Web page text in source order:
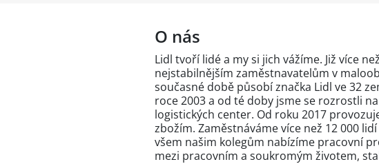
O nás
Lidl tvoří lidé a my si jich vážíme. Již více
nejstabilnějším zaměstnavatelům v
současné době působí značka Lidl ve 32
roce 2003 a od té doby jsme se rozrostli
logistických center. Od roku 2017
zbožím. Zaměstnáváme více než 12 000
všem našim kolegům nabízíme pracovní
mezi pracovním a soukromým životem,